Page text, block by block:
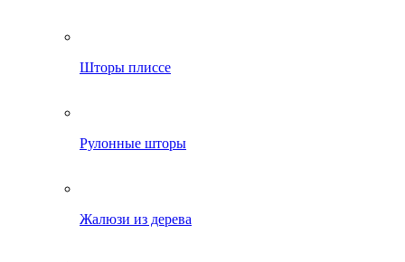
Шторы плиссе
Рулонные шторы
Жалюзи из дерева